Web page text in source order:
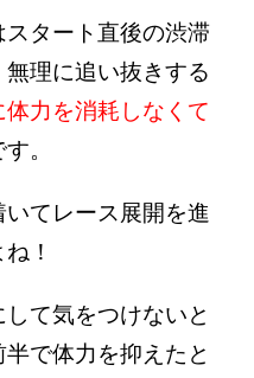
タート直後の渋滞
理に追い抜きする
体力を消耗しなくて
。
てレース展開を進
！
て気をつけないと
で体力を抑えたと